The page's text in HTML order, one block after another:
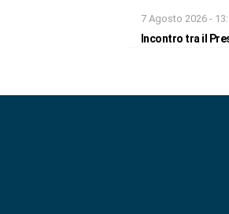
7 Agosto 2026 -
Incontro tra il